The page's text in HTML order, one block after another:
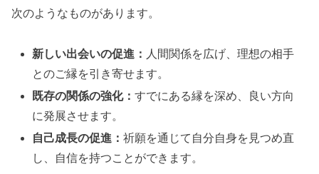
次のようなものがあります。
新しい出会いの促進： 人間関係を広げ、理想の相手
とのご縁を引き寄せます。
既存の関係の強化：すでにある縁を深め、良い方向
に発展させます。
自己成長の促進：祈願を通じて自分自身を見つめ直
し、自信を持つことができます。